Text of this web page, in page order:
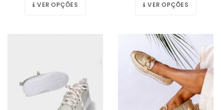
VER OPÇÕES VER OPÇÕES